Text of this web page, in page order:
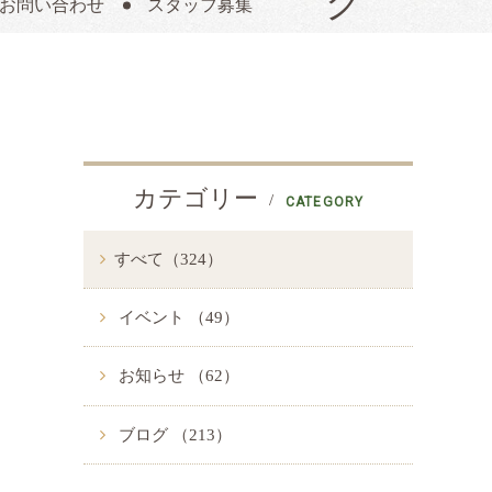
問い合わせ スタッフ募集
カテゴリー CATEGORY
すべて（324）
イベント （49）
お知らせ （62）
ブログ （213）